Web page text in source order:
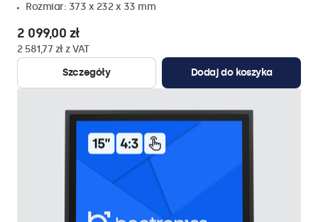
Rozmiar: 373 x 232 x 33 mm
2 099,00 zł
2 581,77 zł z VAT
Szczegóły
Dodaj do koszyka